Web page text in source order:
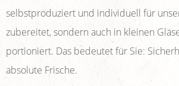
selbstproduziert und individuell für
zubereitet, sondern auch in kleinen
portioniert. Das bedeutet für Sie:
absolute Frische.